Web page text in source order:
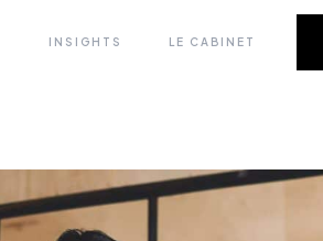
INSIGHTS LE CABINET